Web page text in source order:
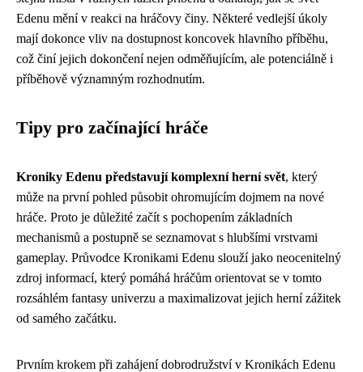
Edenu mění v reakci na hráčovy činy. Některé vedlejší úkoly
mají dokonce vliv na dostupnost koncovek hlavního příběhu,
což činí jejich dokončení nejen odměňujícím, ale potenciálně i
příběhově významným rozhodnutím.
Tipy pro začínající hráče
Kroniky Edenu představují komplexní herní svět, který
může na první pohled působit ohromujícím dojmem na nové
hráče. Proto je důležité začít s pochopením základních
mechanismů a postupně se seznamovat s hlubšími vrstvami
gameplay. Průvodce Kronikami Edenu slouží jako neocenitelný
zdroj informací, který pomáhá hráčům orientovat se v tomto
rozsáhlém fantasy univerzu a maximalizovat jejich herní zážitek
od samého začátku.
Prvním krokem při zahájení dobrodružství v Kronikách Edenu